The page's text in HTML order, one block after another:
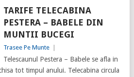
TARIFE TELECABINA
PESTERA – BABELE DIN
MUNTII BUCEGI
Trasee Pe Munte
Telescaunul Pestera – Babele se afla in
tot timpul anului. Telecabina circula